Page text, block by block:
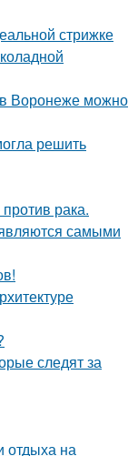
стрижке
Воронеже можно
решить
рака.
самыми
следят за
отдыха на